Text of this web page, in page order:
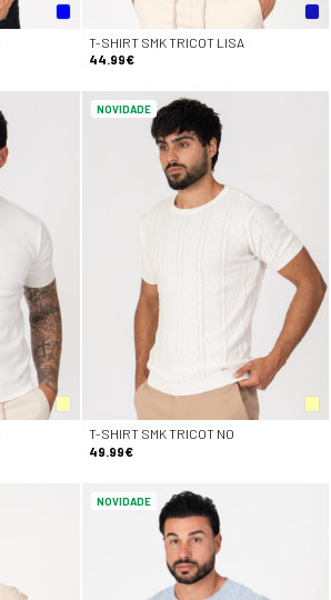
T-SHIRT SMK TRICOT LISA
44.99€
NOVIDADE
T-SHIRT SMK TRICOT NO
49.99€
NOVIDADE